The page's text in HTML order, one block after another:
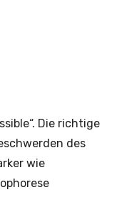
Die richtige
des
wie